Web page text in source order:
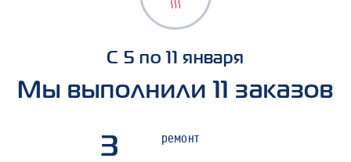
С 5 по 11 января
Мы выполнили 11 заказов
3 ремонт